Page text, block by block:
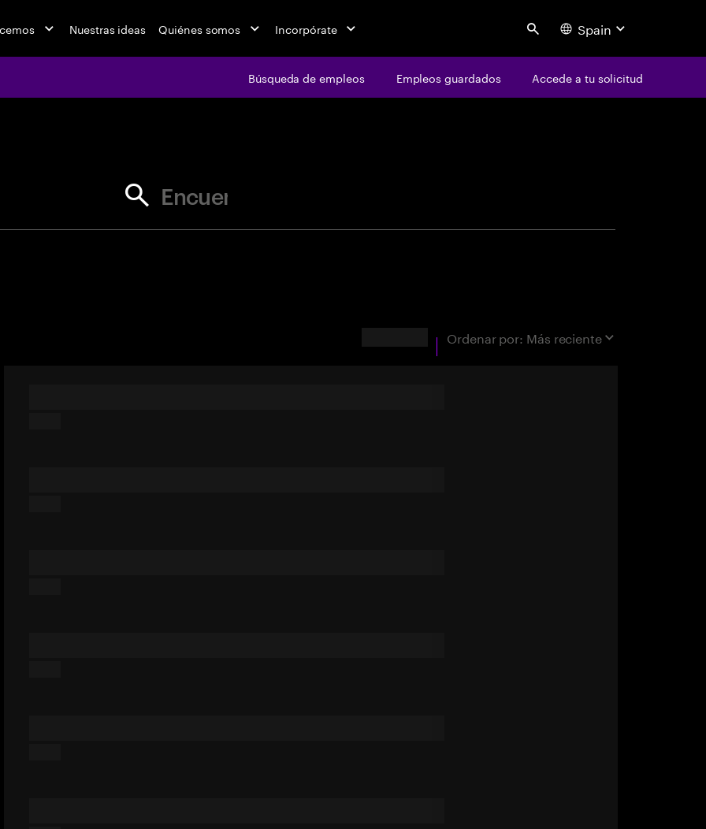
Nuestras ideas Quiénes somos Incorpórate Search Spain
Búsqueda de empleos Empleos guardados Accede a tu solicitud
Encuentra tu próxima oportunidad
Ordenar por: Más reciente